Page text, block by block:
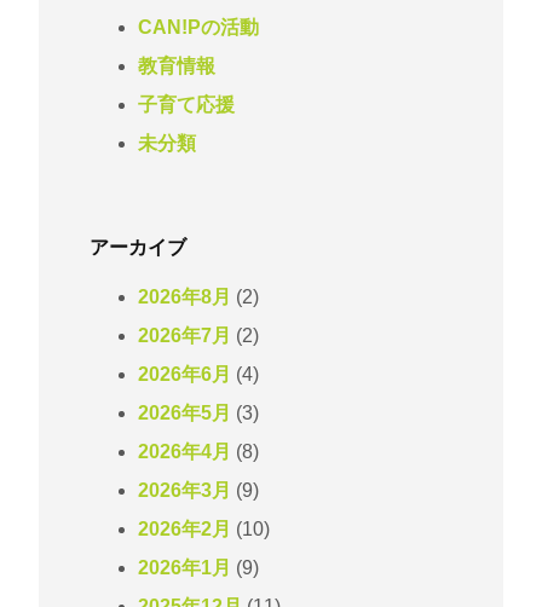
CAN!Pの活動
教育情報
子育て応援
未分類
アーカイブ
2026年8月 (2)
2026年7月 (2)
2026年6月 (4)
2026年5月 (3)
2026年4月 (8)
2026年3月 (9)
2026年2月 (10)
2026年1月 (9)